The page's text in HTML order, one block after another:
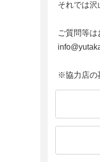
それでは沢
ご質問等は
※協力店の